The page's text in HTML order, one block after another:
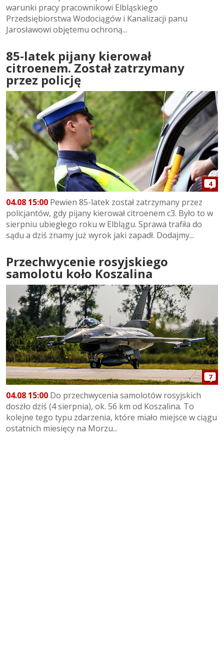
warunki pracy pracownikowi Elbląskiego
Przedsiębiorstwa Wodociągów i Kanalizacji panu
Jarosławowi objętemu ochroną...
85-latek pijany kierował
citroenem. Został zatrzymany
przez policję
4
04.08 15:00 Pewien 85-latek został zatrzymany przez
policjantów, gdy pijany kierował citroenem c3. Było to w
sierpniu ubiegłego roku w Elblągu. Sprawa trafiła do
sądu a dziś znamy już wyrok jaki zapadł. Dodajmy...
Przechwycenie rosyjskiego
samolotu koło Koszalina
7
04.08 15:00 Do przechwycenia samolotów rosyjskich
doszło dziś (4 sierpnia), ok. 56 km od Koszalina. To
kolejne tego typu zdarzenia, które miało miejsce w ciągu
ostatnich miesięcy na Morzu...